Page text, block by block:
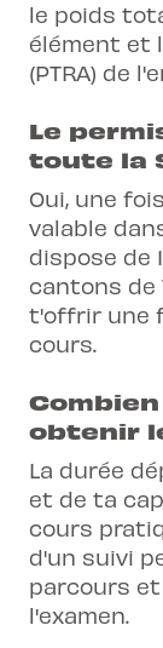
le poids
élément et
(PTRA) de
Le
toute la
Oui, une
valable
dispose de
cantons de
t'offrir une
cours.
obtenir
La durée
et de ta
cours
d'un suivi
parcours
l'examen.